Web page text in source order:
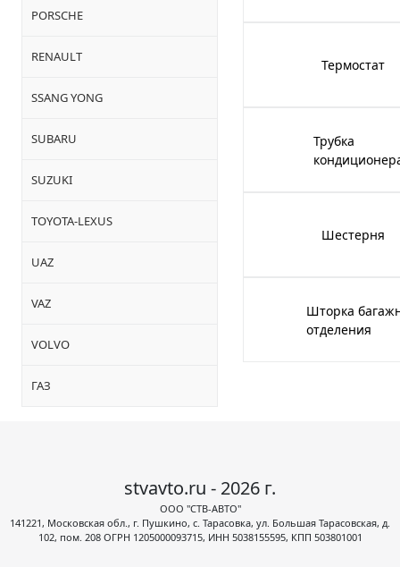
PORSCHE
RENAULT
SSANG YONG
SUBARU
SUZUKI
TOYOTA-LEXUS
UAZ
VAZ
VOLVO
ГАЗ
Термостат
Трубка
Шестерня
Шторка
отделения
stvavto.ru - 2026 г.
ООО "СТВ-АВТО"
141221, Московская обл., г. Пушкино, с. Тарасовка, ул. Большая Тарасовская, д.
102, пом. 208 ОГРН 1205000093715, ИНН 5038155595, КПП 503801001